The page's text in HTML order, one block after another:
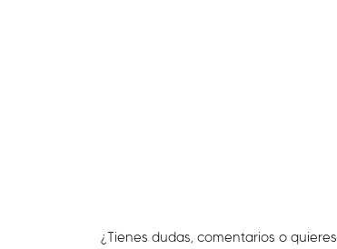
¿Tienes dudas, comentarios o quieres